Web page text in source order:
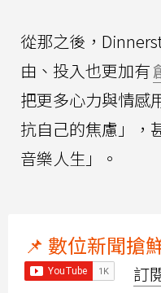
從那之後，
由、投入也更加有
把更多心力與情感
抗自己的焦慮」，
音樂人生」。
📌 數位新聞搶
訂